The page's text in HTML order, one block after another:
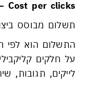
Cost per clicks
תשלום מבוסס
התשלום הוא לפי
על חלקים
לייקים, תגובות,